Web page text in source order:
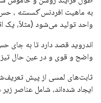
به ماهیت افردنسگسسته ،
واحد تولید می‌شود (مثلاً، یک
اندروید قصد دارد تا به جای
واضح و قوی و در عین حال تیز
ثابت‌های لمسی از پیش
ایجاد شده‌اند، شامل عناصر